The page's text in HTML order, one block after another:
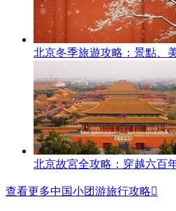
北京冬季旅遊攻略：景點、
北京故宮全攻略：穿越六百
查看更多中国小团游旅行攻略